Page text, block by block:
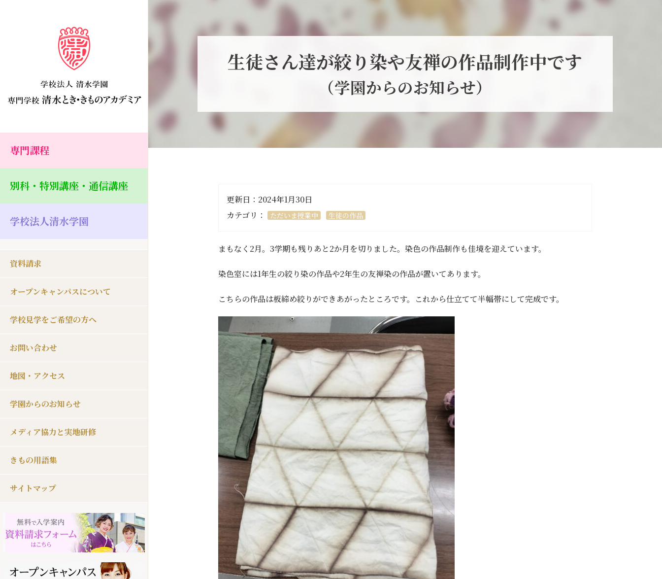
専門課程
別科・特別講座・通信講座
学校法人清水学園
資料請求
オープンキャンパスについて
学校見学をご希望の方へ
お問い合わせ
地図・アクセス
学園からのお知らせ
メディア協力と実地研修
きもの用語集
サイトマップ
生徒さん達が絞り染や友禅の作品制作中です
（学園からのお知らせ）
更新日：2024年1月30日
カテゴリ：
ただいま授業中 生徒の作品
まもなく2月。3学期も残りあと2か月を切りました。染色の作品制作も佳境を迎えています。
染色室には1年生の絞り染の作品や2年生の友禅染の作品が置いてあります。
こちらの作品は板締め絞りができあがったところです。これから仕立てて半幅帯にして完成です。